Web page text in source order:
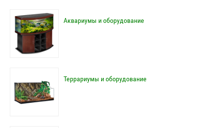
Аквариумы и оборудование
Террариумы и оборудование